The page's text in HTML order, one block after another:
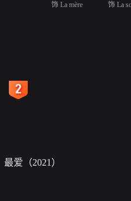
饰 La mère 饰 La
最爱（2021）